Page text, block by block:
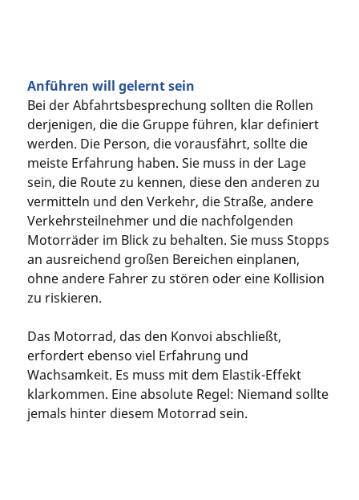
Anführen will gelernt sein
Bei der Abfahrtsbesprechung sollten die Rollen
derjenigen, die die Gruppe führen, klar definiert
werden. Die Person, die vorausfährt, sollte die
meiste Erfahrung haben. Sie muss in der Lage
sein, die Route zu kennen, diese den anderen zu
vermitteln und den Verkehr, die Straße, andere
Verkehrsteilnehmer und die nachfolgenden
Motorräder im Blick zu behalten. Sie muss Stopps
an ausreichend großen Bereichen einplanen,
ohne andere Fahrer zu stören oder eine Kollision
zu riskieren.
Das Motorrad, das den Konvoi abschließt,
erfordert ebenso viel Erfahrung und
Wachsamkeit. Es muss mit dem Elastik-Effekt
klarkommen. Eine absolute Regel: Niemand sollte
jemals hinter diesem Motorrad sein.